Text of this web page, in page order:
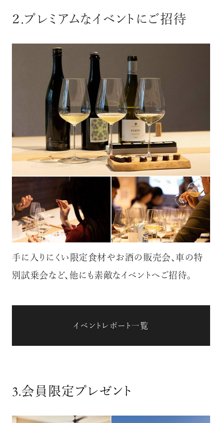
２.プレミアムなイベントにご招待
手に入りにくい限定食材やお酒の販売会、車の特
別試乗会など、他にも素敵なイベントへご招待。
イベントレポート一覧
3.会員限定プレゼント